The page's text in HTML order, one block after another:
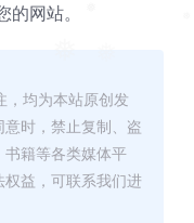
网站。
，均为本站原创发
时，禁止复制、盗
籍等各类媒体平
益，可联系我们进